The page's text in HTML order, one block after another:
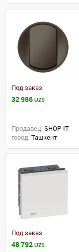
Под заказ
32 986 UZS
Продавец: SHOP-IT
город: Ташкент
Под заказ
48 792 UZS